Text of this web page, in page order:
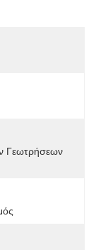
Γεωτρήσεων